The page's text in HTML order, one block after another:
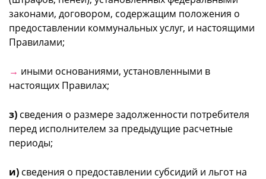
законами, договором, содержащим положения о
предоставлении коммунальных услуг, и настоящими
Правилами;
→ иными основаниями, установленными в
настоящих Правилах;
з) сведения о размере задолженности потребителя
перед исполнителем за предыдущие расчетные
периоды;
и) сведения о предоставлении субсидий и льгот на